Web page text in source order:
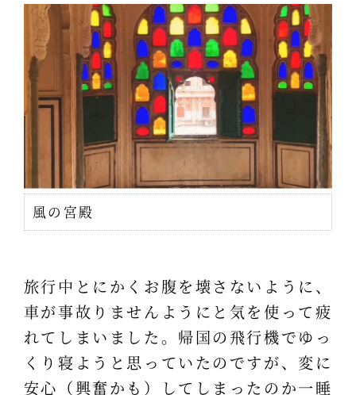
風の宮殿
旅行中とにかくお腹を壊さないように、
車が事故りませんようにと気を使って疲
れてしまいました。帰国の飛行機でゆっ
くり寝ようと思っていたのですが、変に
安心（興奮かも）してしまったのか一睡